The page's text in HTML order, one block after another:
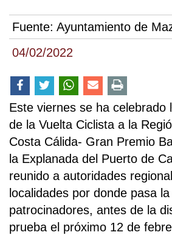
04/02/2022
Fuente: Ayuntamiento de
Este viernes se ha celebrado
de la Vuelta Ciclista a la
Costa Cálida- Gran Premio
la Explanada del Puerto de
reunido a autoridades
localidades por donde pasa
patrocinadores, antes de la
prueba el próximo 12 de